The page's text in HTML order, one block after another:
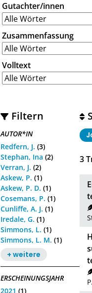
Gutachter/innen
Zusammenfassung
Volltext
Filtern
AUTOR*IN
Redfern, J. (3)
Stephan, Ina (2)
Verran, J. (2)
Askew, P. (1)
Askew, P. D. (1)
Cosemans, P. (1)
Cunliffe, A. J. (1)
Iredale, G. (1)
Simmons, L. (1)
Simmons, L. M. (1)
+ weitere
ERSCHEINUNGSJAHR
2021 (1)
3
P.